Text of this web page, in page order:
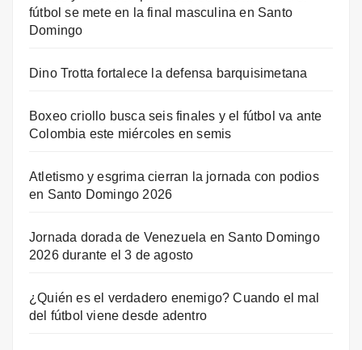
fútbol se mete en la final masculina en Santo
Domingo
Dino Trotta fortalece la defensa barquisimetana
Boxeo criollo busca seis finales y el fútbol va ante
Colombia este miércoles en semis
Atletismo y esgrima cierran la jornada con podios
en Santo Domingo 2026
Jornada dorada de Venezuela en Santo Domingo
2026 durante el 3 de agosto
¿Quién es el verdadero enemigo? Cuando el mal
del fútbol viene desde adentro